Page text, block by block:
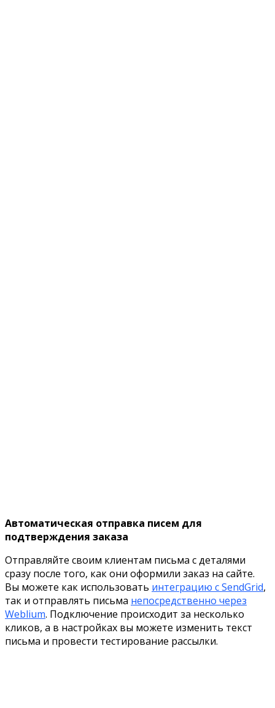
Автоматическая отправка писем для
подтверждения заказа
Отправляйте своим клиентам письма с деталями
сразу после того, как они оформили заказ на сайте.
Вы можете как использовать интеграцию с SendGrid,
так и отправлять письма непосредственно через
Weblium. Подключение происходит за несколько
кликов, а в настройках вы можете изменить текст
письма и провести тестирование рассылки.